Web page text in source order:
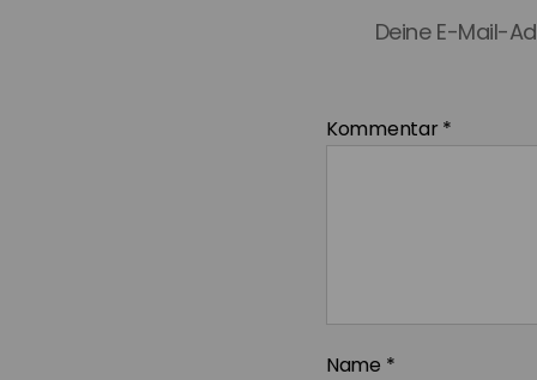
Deine E-Mail-
Kommentar*
Name *